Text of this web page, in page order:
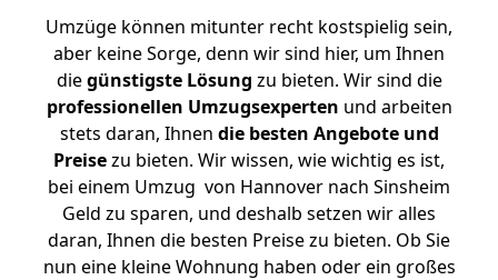
Umzüge können mitunter recht kostspielig sein,
aber keine Sorge, denn wir sind hier, um Ihnen
diegünstigste Lösung zu bieten. Wir sind die
professionellen Umzugsexperten und arbeiten
stets daran, Ihnen die besten Angebote und
Preisezu bieten. Wir wissen, wie wichtig es ist,
bei einem Umzug von Hannover nach Sinsheim
Geld zu sparen, und deshalb setzen wir alles
daran, Ihnen die besten Preise zu bieten. Ob Sie
nun eine kleine Wohnung haben oder ein großes